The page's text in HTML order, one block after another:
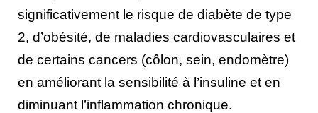
significativement le risque de diabète de type
2, d’obésité, de maladies cardiovasculaires et
de certains cancers (côlon, sein, endomètre)
en améliorant la sensibilité à l’insuline et en
diminuant l’inflammation chronique.